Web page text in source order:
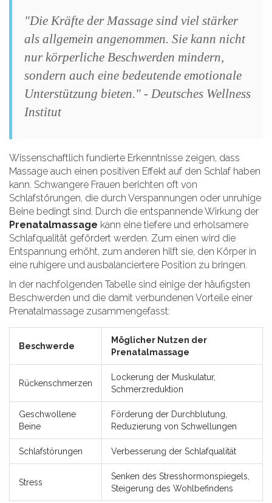
"Die Kräfte der Massage sind viel stärker
als allgemein angenommen. Sie kann nicht
nur körperliche Beschwerden mindern,
sondern auch eine bedeutende emotionale
Unterstützung bieten." - Deutsches Wellness
Institut
Wissenschaftlich fundierte Erkenntnisse zeigen, dass
Massage auch einen positiven Effekt auf den Schlaf haben
kann. Schwangere Frauen berichten oft von
Schlafstörungen, die durch Verspannungen oder unruhige
Beine bedingt sind. Durch die entspannende Wirkung der
Prenatalmassage kann eine tiefere und erholsamere
Schlafqualität gefördert werden. Zum einen wird die
Entspannung erhöht, zum anderen hilft sie, den Körper in
eine ruhigere und ausbalanciertere Position zu bringen.
In der nachfolgenden Tabelle sind einige der häufigsten
Beschwerden und die damit verbundenen Vorteile einer
Prenatalmassage zusammengefasst:
Beschwerde
Möglicher Nutzen der
Prenatalmassage
Rückenschmerzen
Lockerung der Muskulatur,
Schmerzreduktion
Geschwollene
Beine
Förderung der Durchblutung,
Reduzierung von Schwellungen
Schlafstörungen Verbesserung der Schlafqualität
Stress
Senken des Stresshormonspiegels,
Steigerung des Wohlbefindens